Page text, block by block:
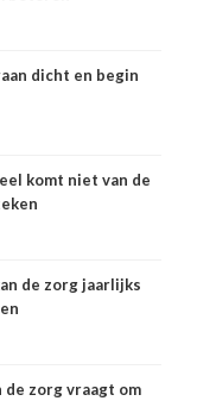
dicht en begin
komt niet van de
de zorg jaarlijks
de zorg vraagt om